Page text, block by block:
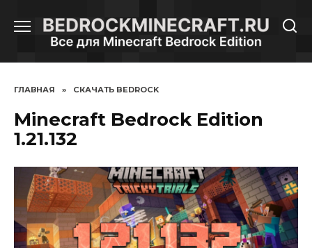
содержанию
ГЛАВНАЯ » СКАЧАТЬ BEDROCK
Minecraft Bedrock Edition
1.21.132